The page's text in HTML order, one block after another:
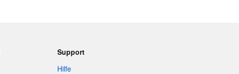
Support
Hilfe